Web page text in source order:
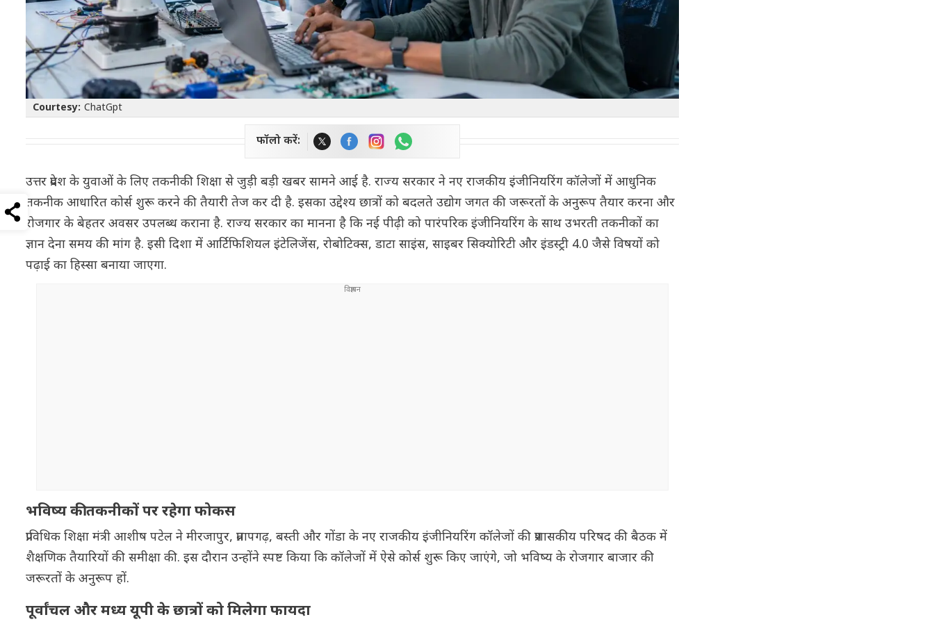
Courtesy: ChatGpt
फॉलो करें:
उत्तर प्रदेश के युवाओं के लिए तकनीकी शिक्षा से जुड़ी बड़ी खबर सामने आई है. राज्य सरकार ने नए राजकीय इंजीनियरिंग कॉलेजों में आधुनिक
तकनीक आधारित कोर्स शुरू करने की तैयारी तेज कर दी है. इसका उद्देश्य छात्रों को बदलते उद्योग जगत की जरूरतों के अनुरूप तैयार करना और
रोजगार के बेहतर अवसर उपलब्ध कराना है. राज्य सरकार का मानना है कि नई पीढ़ी को पारंपरिक इंजीनियरिंग के साथ उभरती तकनीकों का
ज्ञान देना समय की मांग है. इसी दिशा में आर्टिफिशियल इंटेलिजेंस, रोबोटिक्स, डाटा साइंस, साइबर सिक्योरिटी और इंडस्ट्री 4.0 जैसे विषयों को
पढ़ाई का हिस्सा बनाया जाएगा.
भविष्य की तकनीकों पर रहेगा फोकस
प्राविधिक शिक्षा मंत्री आशीष पटेल ने मीरजापुर, प्रतापगढ़, बस्ती और गोंडा के नए राजकीय इंजीनियरिंग कॉलेजों की प्रशासकीय परिषद की बैठक में
शैक्षणिक तैयारियों की समीक्षा की. इस दौरान उन्होंने स्पष्ट किया कि कॉलेजों में ऐसे कोर्स शुरू किए जाएंगे, जो भविष्य के रोजगार बाजार की
जरूरतों के अनुरूप हों.
पूर्वांचल और मध्य यूपी के छात्रों को मिलेगा फायदा